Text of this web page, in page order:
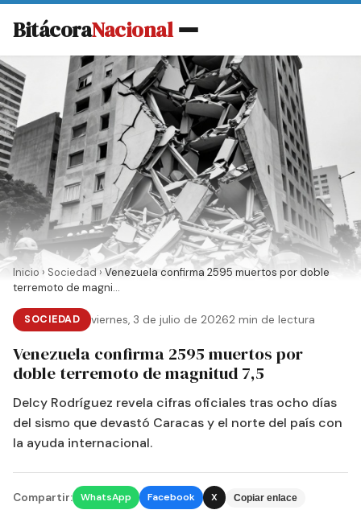
BitácoraNacional
Inicio › Sociedad›Venezuela confirma 2595 muertos por doble
terremoto de magni...
SOCIEDAD viernes, 3 de julio de 20262 min de lectura
Venezuela confirma 2595 muertos por
doble terremoto de magnitud 7,5
Delcy Rodríguez revela cifras oficiales tras ocho días
del sismo que devastó Caracas y el norte del país con
la ayuda internacional.
Compartir: WhatsApp Facebook X Copiar enlace